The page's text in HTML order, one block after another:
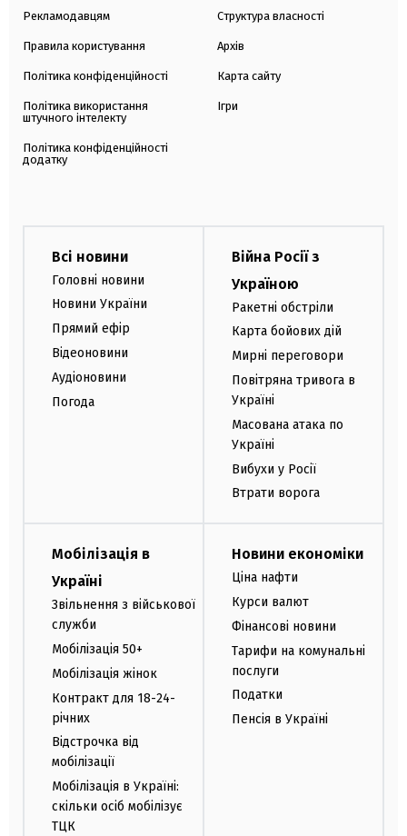
Рекламодавцям
Правила користування
Політика конфіденційності
Політика використання
штучного інтелекту
Політика конфіденційності
додатку
Структура власності
Архів
Карта сайту
Ігри
Всі новини
Головні новини
Новини України
Прямий ефір
Відеоновини
Аудіоновини
Погода
Війна Росії з
Україною
Ракетні обстріли
Карта бойових дій
Мирні переговори
Повітряна тривога в
Україні
Масована атака по
Україні
Вибухи у Росії
Втрати ворога
Мобілізація в
Україні
Звільнення з військової
служби
Мобілізація 50+
Мобілізація жінок
Контракт для 18-24-
річних
Відстрочка від
мобілізації
Мобілізація в Україні:
скільки осіб мобілізує
ТЦК
Новини економіки
Ціна нафти
Курси валют
Фінансові новини
Тарифи на комунальні
послуги
Податки
Пенсія в Україні